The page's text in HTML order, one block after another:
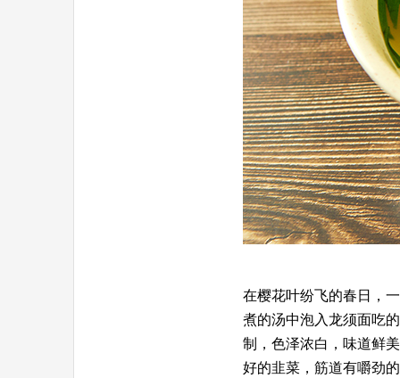
在樱花叶纷飞的春日，
煮的汤中泡入龙须面吃
制，色泽浓白，味道鲜
好的韭菜，筋道有嚼劲